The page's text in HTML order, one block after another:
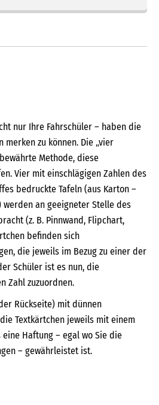
nur Ihre Fahrschüler – haben die
merken zu können. Die „vier
Methode, diese
Vier mit einschlägigen Zahlen des
bedruckte Tafeln (aus Karton –
werden an geeigneter Stelle des
(z. B. Pinnwand, Flipchart,
befinden sich
die jeweils im Bezug zu einer der
Schüler ist es nun, die
Zahl zuzuordnen.
Rückseite) mit dünnen
Textkärtchen jeweils mit einem
Haftung – egal wo Sie die
– gewährleistet ist.